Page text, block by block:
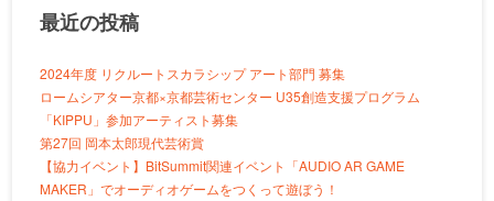
最近の投稿
2024年度 リクルートスカラシップ アート部門 募集
ロームシアター京都×京都芸術センター U35創造支援プログラム
「KIPPU」参加アーティスト募集
第27回 岡本太郎現代芸術賞
【協力イベント】BitSummit関連イベント「AUDIO AR GAME
MAKER」でオーディオゲームをつくって遊ぼう！